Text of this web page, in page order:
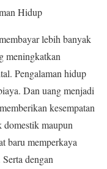
Hidup
lebih banyak
meningkatkan
Pengalaman hidup
Dan uang menjadi
kesempatan
domestik maupun
baru memperkaya
dengan